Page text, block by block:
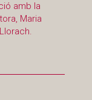
amb la
Maria